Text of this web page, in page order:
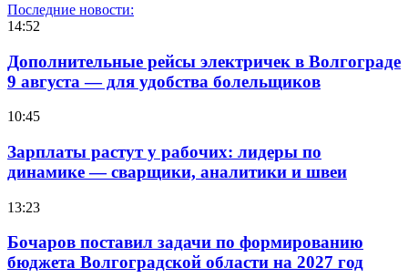
Последние новости:
14:52
Дополнительные рейсы электричек в Волгограде
9 августа — для удобства болельщиков
10:45
Зарплаты растут у рабочих: лидеры по
динамике — сварщики, аналитики и швеи
13:23
Бочаров поставил задачи по формированию
бюджета Волгоградской области на 2027 год